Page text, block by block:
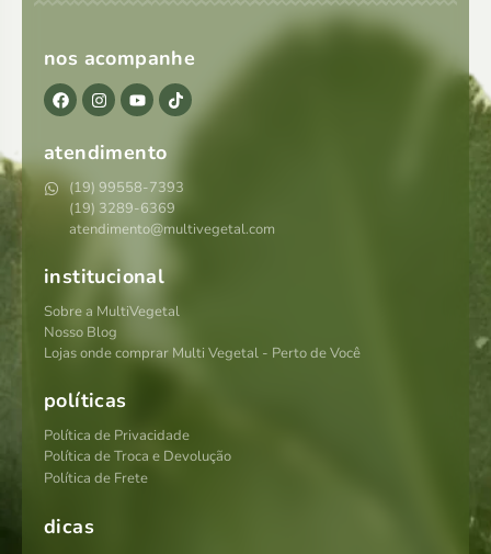
nos acompanhe
atendimento
(19) 99558-7393
(19) 3289-6369
atendimento@multivegetal.com
institucional
Sobre a MultiVegetal
Nosso Blog
Lojas onde comprar Multi Vegetal - Perto de Você
políticas
Política de Privacidade
Política de Troca e Devolução
Política de Frete
dicas